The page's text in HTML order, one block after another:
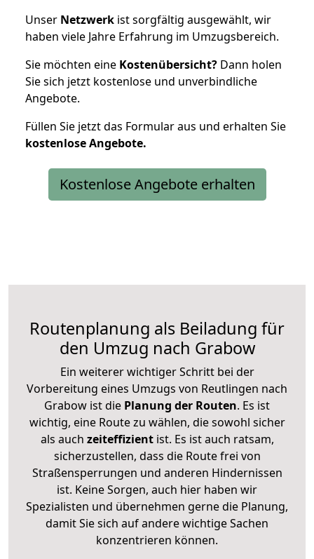
Unser Netzwerk ist sorgfältig ausgewählt, wir
haben viele Jahre Erfahrung im Umzugsbereich.
Sie möchten eine Kostenübersicht? Dann holen
Sie sich jetzt kostenlose und unverbindliche
Angebote.
Füllen Sie jetzt das Formular aus und erhalten Sie
kostenloseAngebote.
Kostenlose Angebote erhalten
Routenplanung als Beiladung für
den Umzug nach Grabow
Ein weiterer wichtiger Schritt bei der
Vorbereitung eines Umzugs von Reutlingen nach
Grabow ist die Planung der Routen. Es ist
wichtig, eine Route zu wählen, die sowohl sicher
als auch zeiteffizientist. Es ist auch ratsam,
sicherzustellen, dass die Route frei von
Straßensperrungen und anderen Hindernissen
ist. Keine Sorgen, auch hier haben wir
Spezialisten und übernehmen gerne die Planung,
damit Sie sich auf andere wichtige Sachen
konzentrieren können.